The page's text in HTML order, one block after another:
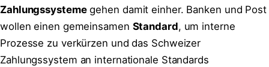
Zahlungssystemegehen damit einher. Banken und Post
wollen einen gemeinsamen Standard, um interne
Prozesse zu verkürzen und das Schweizer
Zahlungssystem an internationale Standards